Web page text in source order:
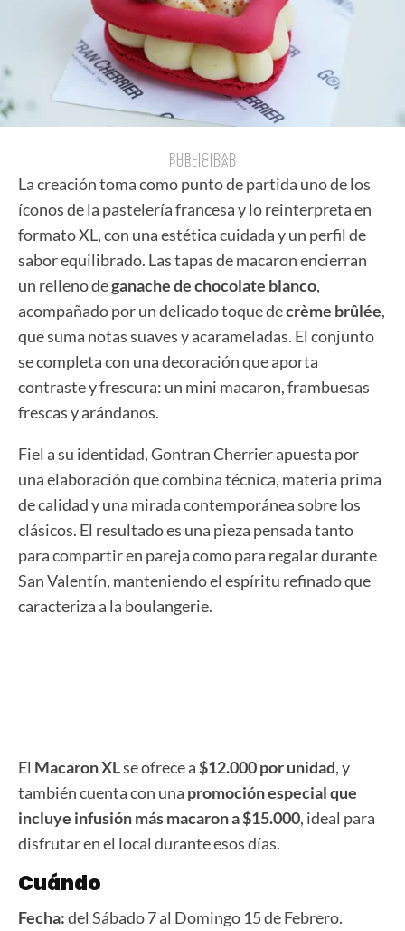
PUBLICIDAD
PUBLICIDAD
La creación toma como punto de partida uno de los
íconos de la pastelería francesa y lo reinterpreta en
formato XL, con una estética cuidada y un perfil de
sabor equilibrado. Las tapas de macaron encierran
un relleno deganache de chocolate blanco,
acompañado por un delicado toque decrème brûlée,
que suma notas suaves y acarameladas. El conjunto
se completa con una decoración que aporta
contraste y frescura: un mini macaron, frambuesas
frescas y arándanos.
Fiel a su identidad, Gontran Cherrier apuesta por
una elaboración que combina técnica, materia prima
de calidad y una mirada contemporánea sobre los
clásicos. El resultado es una pieza pensada tanto
para compartir en pareja como para regalar durante
San Valentín, manteniendo el espíritu refinado que
caracteriza a la boulangerie.
El Macaron XLse ofrece a$12.000 por unidad, y
también cuenta con una promoción especial que
incluye infusión más macaron a $15.000, ideal para
disfrutar en el local durante esos días.
Cuándo
Fecha:del Sábado 7 al Domingo 15 de Febrero.